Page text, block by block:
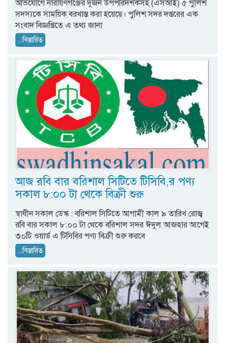
অভিযোগে নারায়ণগঞ্জের দুজন উপপরিদর্শকসহ (এসআই) ৫ পুলিশ
সদস্যকে সাময়িক বরখাস্ত করা হয়েছে। পুলিশ সদর দপ্তরের এক
সংবাদ বিজ্ঞপ্তিতে এ তথ্য জানা
...বিস্তারিত
আজ রবি বার বরিশাল সিটিতে টিসিবি,র পণ্য
সকাল ৮:০০ টা থেকে বিক্রী শুরু
স্বাধীন সকাল ডেস্ক : বরিশাল সিটিতে আগামী কাল ৯ তারিখ রোজ্ব
রবি বার সকাল ৮:০০ টা থেকে বরিশাল সদর ঈদুল আজহার আগেই
৩০টি ওয়ার্ড এ টিসিবির পণ্য বিক্রী শুরু করবে
...বিস্তারিত